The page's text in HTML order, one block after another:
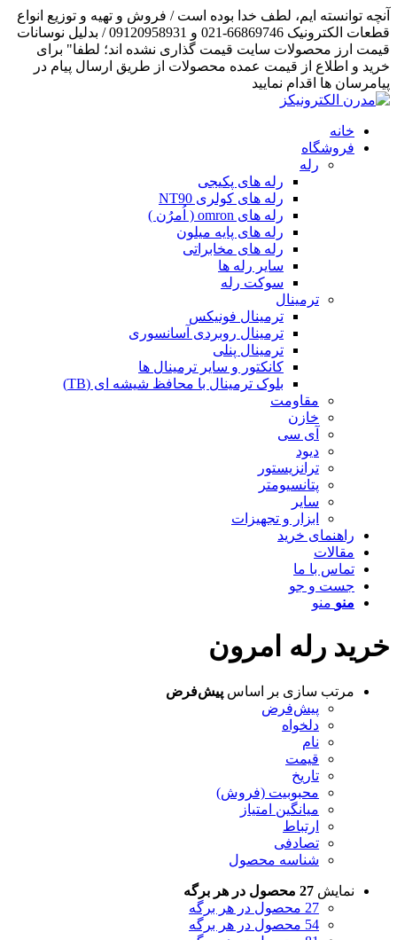
آنچه توانسته ایم، لطف خدا بوده است / فروش و تهیه و توزیع انواع
قطعات الکترونیک 66869746-021 و 09120958931 / بدلیل نوسانات
قیمت ارز محصولات سایت قیمت گذاری نشده اند؛ لطفا" برای
خرید و اطلاع از قیمت عمده محصولات از طریق ارسال پیام در
پیامرسان ها اقدام نمایید
خانه
فروشگاه
رله
رله های پکیجی
رله های کولری NT90
رله های omron ( اُمرُن )
رله های پایه میلون
رله های مخابراتی
سایر رله ها
سوکت رله
ترمینال
ترمینال فونیکس
ترمینال روبردی آسانسوری
ترمینال پنلی
کانکتور و سایر ترمینال ها
بلوک ترمینال با محافظ شیشه ای (TB)
مقاومت
خازن
آی سی
دیود
ترانزیستور
پتانسیومتر
سایر
ابزار و تجهیزات
راهنمای خرید
مقالات
تماس با ما
جست و جو
منو منو
خرید رله امرون
مرتب سازی بر اساس پیش‌فرض
پیش‌فرض
دلخواه
نام
قیمت
تاریخ
محبوبیت (فروش)
میانگین امتیاز
ارتباط
تصادفی
شناسه محصول
نمایش 27 محصول در هر برگه
27 محصول در هر برگه
54 محصول در هر برگه